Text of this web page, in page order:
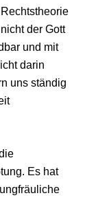
der Gott
und mit
darin
uns ständig
Es hat